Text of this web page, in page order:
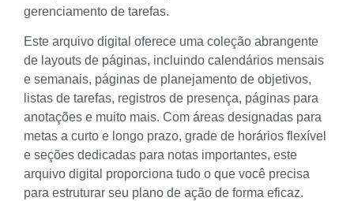
gerenciamento de tarefas.
Este arquivo digital oferece uma coleção abrangente
de layouts de páginas, incluindo calendários mensais
e semanais, páginas de planejamento de objetivos,
listas de tarefas, registros de presença, páginas para
anotações e muito mais. Com áreas designadas para
metas a curto e longo prazo, grade de horários flexível
e seções dedicadas para notas importantes, este
arquivo digital proporciona tudo o que você precisa
para estruturar seu plano de ação de forma eficaz.